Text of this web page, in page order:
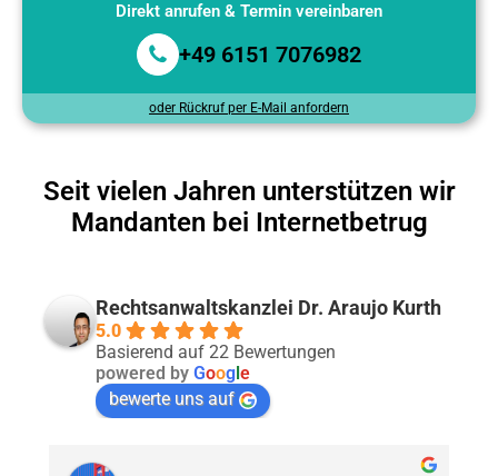
Direkt anrufen & Termin vereinbaren
+49 6151 7076982
oder Rückruf per E-Mail anfordern
Seit vielen Jahren unterstützen wir
Mandanten bei Internetbetrug
Rechtsanwaltskanzlei Dr. Araujo Kurth
5.0
Basierend auf 22 Bewertungen
powered by Google
bewerte uns auf